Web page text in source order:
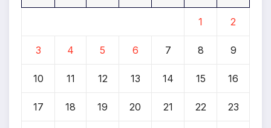
1 2
3 4 5 6 7 8 9
10 11 12 13 14 15 16
17 18 19 20 21 22 23